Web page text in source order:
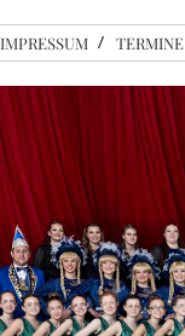
IMPRESSUM TERMINE